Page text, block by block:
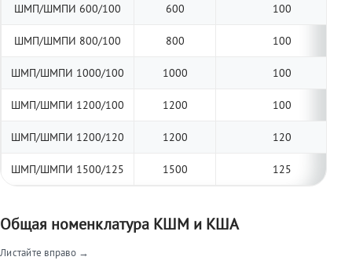
ШМП/ШМПИ 600/100 600 100
ШМП/ШМПИ 800/100 800 100
ШМП/ШМПИ 1000/100 1000 100
ШМП/ШМПИ 1200/100 1200 100
ШМП/ШМПИ 1200/120 1200 120
ШМП/ШМПИ 1500/125 1500 125
Общая номенклатура КШМ и КША
Листайте вправо →